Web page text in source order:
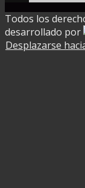
Todos los
desarrollado por
Desplazarse